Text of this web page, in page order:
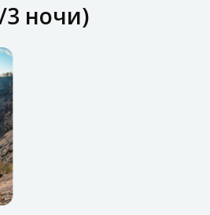
ночи)